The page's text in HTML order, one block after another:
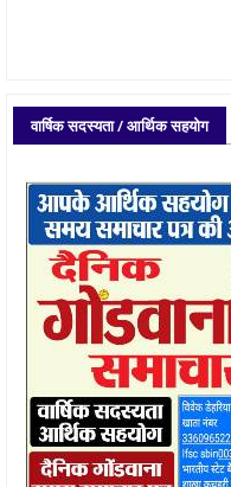
वार्षिक सदस्यता / आर्थिक सहयोग